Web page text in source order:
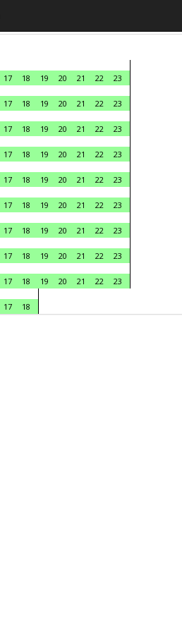
17 18 19 20 21 22
23
17 18 19 20 21 22
23
17 18 19 20 21 22
23
17 18 19 20 21 22
23
17 18 19 20 21 22
23
17 18 19 20 21 22
23
17 18 19 20 21 22
23
17 18 19 20 21 22
23
17 18 19 20 21 22
23
17 18